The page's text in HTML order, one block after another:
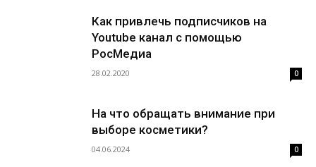
Как привлечь подписчиков на
Youtube канал с помощью
РосМедиа
28.02.2020 0
На что обращать внимание при
выборе косметики?
04.06.2024 0